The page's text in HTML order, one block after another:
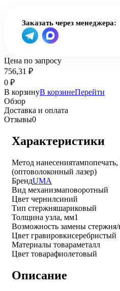
Заказать через менеджера:
Цена по запросу
756,31 ₽
0 ₽
В корзинуВ корзинеПерейти
Обзор
Доставка и оплата
Отзывы0
Характеристики
Метод нанесения
(оптоволоконный лазер)
БрендUMA
Вид механизмаповоротный
Цвет чернилсиний
Тип стержняшариковый
Толщина узла, мм1
Возможность замены стержня/
Цвет гравировкисеребристый
Материалы товараметалл
Цвет товарафиолетовый
Описание